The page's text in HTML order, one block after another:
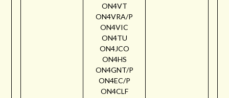
ON4VT
ON4VRA/P
ON4VIC
ON4TU
ON4JCO
ON4HS
ON4GNT/P
ON4EC/P
ON4CLF